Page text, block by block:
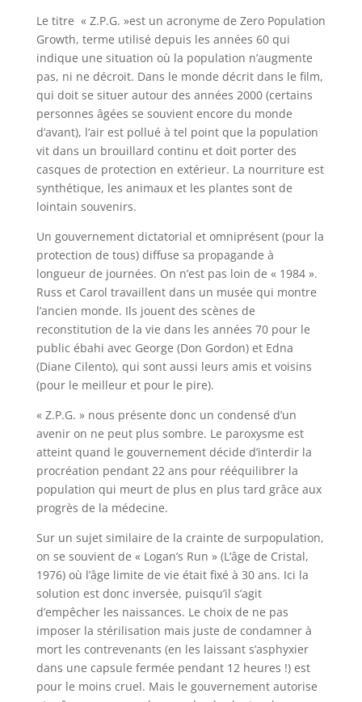
Le titre « Z.P.G. »est un acronyme de Zero Population
Growth, terme utilisé depuis les années 60 qui
indique une situation où la population n’augmente
pas, ni ne décroit. Dans le monde décrit dans le film,
qui doit se situer autour des années 2000 (certains
personnes âgées se souvient encore du monde
d’avant), l’air est pollué à tel point que la population
vit dans un brouillard continu et doit porter des
casques de protection en extérieur. La nourriture est
synthétique, les animaux et les plantes sont de
lointain souvenirs.
Un gouvernement dictatorial et omniprésent (pour la
protection de tous) diffuse sa propagande à
longueur de journées. On n’est pas loin de « 1984 ».
Russ et Carol travaillent dans un musée qui montre
l’ancien monde. Ils jouent des scènes de
reconstitution de la vie dans les années 70 pour le
public ébahi avec George (Don Gordon) et Edna
(Diane Cilento), qui sont aussi leurs amis et voisins
(pour le meilleur et pour le pire).
« Z.P.G. » nous présente donc un condensé d’un
avenir on ne peut plus sombre. Le paroxysme est
atteint quand le gouvernement décide d’interdir la
procréation pendant 22 ans pour rééquilibrer la
population qui meurt de plus en plus tard grâce aux
progrès de la médecine.
Sur un sujet similaire de la crainte de surpopulation,
on se souvient de « Logan’s Run » (L’âge de Cristal,
1976) où l’âge limite de vie était fixé à 30 ans. Ici la
solution est donc inversée, puisqu’il s’agit
d’empêcher les naissances. Le choix de ne pas
imposer la stérilisation mais juste de condamner à
mort les contrevenants (en les laissant s’asphyxier
dans une capsule fermée pendant 12 heures !) est
pour le moins cruel. Mais le gouvernement autorise